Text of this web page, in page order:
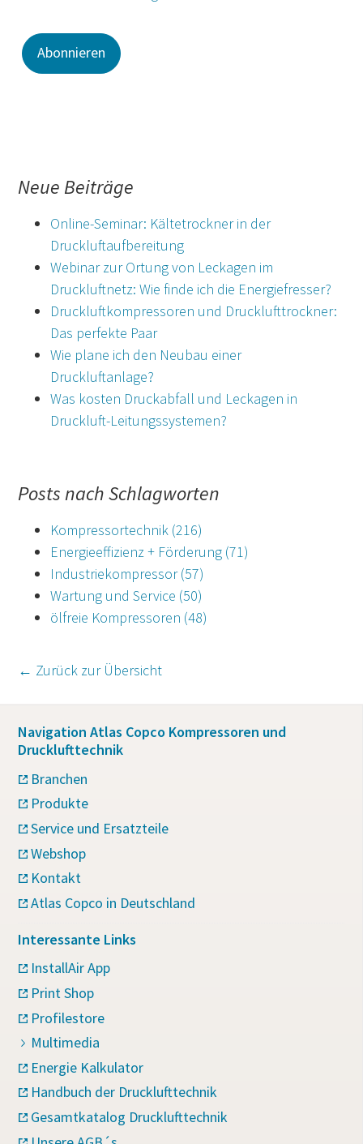
Neue Beiträge
Online-Seminar: Kältetrockner in der
Druckluftaufbereitung
Webinar zur Ortung von Leckagen im
Druckluftnetz: Wie finde ich die Energiefresser?
Druckluftkompressoren und Drucklufttrockner:
Das perfekte Paar
Wie plane ich den Neubau einer
Druckluftanlage?
Was kosten Druckabfall und Leckagen in
Druckluft-Leitungssystemen?
Posts nach Schlagworten
Kompressortechnik (216)
Energieeffizienz + Förderung (71)
Industriekompressor(57)
Wartung und Service (50)
ölfreie Kompressoren (48)
← Zurück zur Übersicht
Navigation Atlas Copco Kompressoren und
Drucklufttechnik
Branchen
Produkte
Service und Ersatzteile
Webshop
Kontakt
Atlas Copco in Deutschland
Interessante Links
InstallAir App
Print Shop
Profilestore
Multimedia
Energie Kalkulator
Handbuch der Drucklufttechnik
Gesamtkatalog Drucklufttechnik